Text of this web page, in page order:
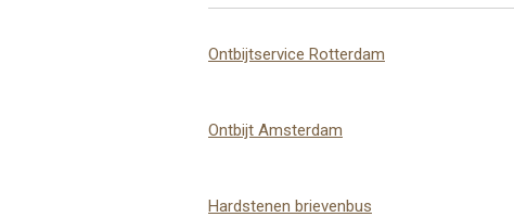
Ontbijtservice Rotterdam
Ontbijt Amsterdam
Hardstenen brievenbus